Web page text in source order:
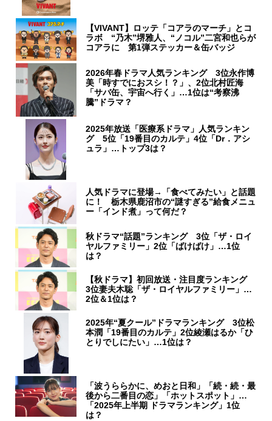
【VIVANT】ロッテ「コアラのマーチ」とコ
ラボ “乃木”堺雅人、“ノコル”二宮和也らが
コアラに 第1弾ステッカー＆缶バッジ
2026年春ドラマ人気ランキング 3位永作博
美「時すでにおスシ！？」、2位北村匠海
「サバ缶、宇宙へ行く」…1位は“考察沸
騰”ドラマ？
2025年放送「医療系ドラマ」人気ランキン
グ 5位「19番目のカルテ」4位「Dr．アシ
ュラ」…トップ3は？
人気ドラマに登場→「食べてみたい」と話題
に！ 栃木県鹿沼市の“謎すぎる”給食メニュ
ー「インド煮」って何だ？
秋ドラマ“話題”ランキング 3位「ザ・ロイ
ヤルファミリー」2位「ばけばけ」…1位
は？
【秋ドラマ】初回放送・注目度ランキング
3位妻夫木聡「ザ・ロイヤルファミリー」…
2位＆1位は？
2025年“夏クール”ドラマランキング 3位松
本潤「19番目のカルテ」2位綾瀬はるか「ひ
とりでしにたい」…1位は？
「波うららかに、めおと日和」「続・続・最
後から二番目の恋」「ホットスポット」…
「2025年上半期 ドラマランキング」1位
は？